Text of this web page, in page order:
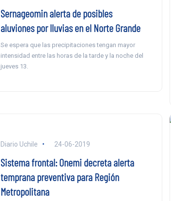
Sernageomin alerta de posibles
aluviones por lluvias en el Norte Grande
Se espera que las precipitaciones tengan mayor
intensidad entre las horas de la tarde y la noche del
jueves 13.
Diario Uchile 24-06-2019
Sistema frontal: Onemi decreta alerta
temprana preventiva para Región
Metropolitana